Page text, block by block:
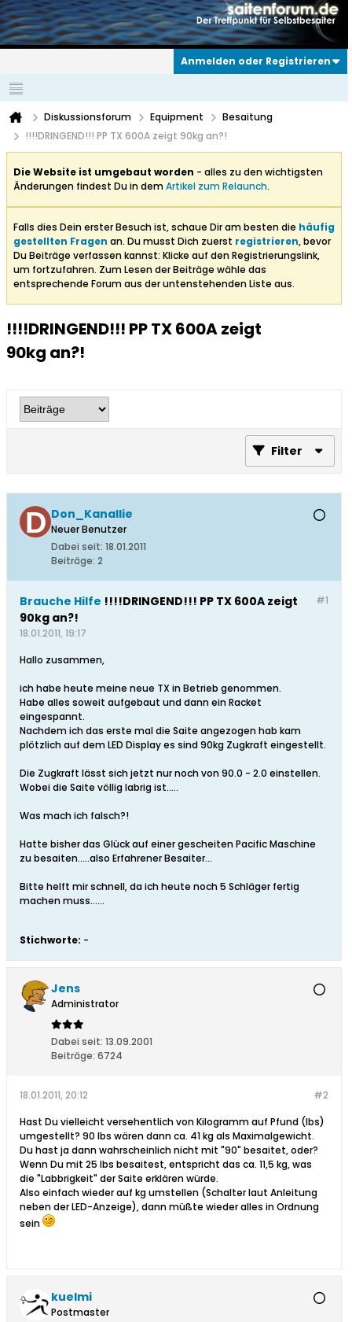
Anmelden oder Registrieren
Diskussionsforum Equipment
Besaitung
!!!!DRINGEND!!! PP TX 600A zeigt 90kg an?!
Die Website ist umgebaut worden - alles zu den wichtigsten
Änderungen findest Du in demArtikel zum Relaunch.
Falls dies Dein erster Besuch ist, schaue Dir am besten die häufig
gestellten Fragen an. Du musst Dich zuerst registrieren, bevor
Du Beiträge verfassen kannst: Klicke auf den Registrierungslink,
um fortzufahren. Zum Lesen der Beiträge wähle das
entsprechende Forum aus der untenstehenden Liste aus.
!!!!DRINGEND!!! PP TX 600A zeigt
90kg an?!
Filter
Don_Kanallie
Neuer Benutzer
Dabei seit: 18.01.2011
Beiträge: 2
#1
Brauche Hilfe !!!!DRINGEND!!! PP TX 600A zeigt
90kg an?!
18.01.2011, 19:17
Hallo zusammen,
ich habe heute meine neue TX in Betrieb genommen.
Habe alles soweit aufgebaut und dann ein Racket
eingespannt.
Nachdem ich das erste mal die Saite angezogen hab kam
plötzlich auf dem LED Display es sind 90kg Zugkraft eingestellt.
Die Zugkraft lässt sich jetzt nur noch von 90.0 - 2.0 einstellen.
Wobei die Saite völlig labrig ist.....
Was mach ich falsch?!
Hatte bisher das Glück auf einer gescheiten Pacific Maschine
zu besaiten.....also Erfahrener Besaiter...
Bitte helft mir schnell, da ich heute noch 5 Schläger fertig
machen muss......
Stichworte: -
Jens
Administrator
Dabei seit: 13.09.2001
Beiträge: 6724
#2
18.01.2011, 20:12
Hast Du vielleicht versehentlich von Kilogramm auf Pfund (lbs)
umgestellt? 90 lbs wären dann ca. 41 kg als Maximalgewicht.
Du hast ja dann wahrscheinlich nicht mit "90" besaitet, oder?
Wenn Du mit 25 lbs besaitest, entspricht das ca. 11,5 kg, was
die "Labbrigkeit" der Saite erklären würde.
Also einfach wieder auf kg umstellen (Schalter laut Anleitung
neben der LED-Anzeige), dann müßte wieder alles in Ordnung
sein
kuelmi
Postmaster